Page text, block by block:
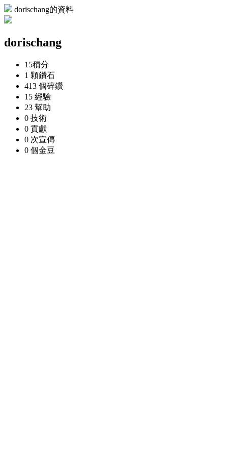
dorischang的資料
dorischang
15積分
1 顆鑽石
413 個碎鑽
15 經驗
23 幫助
0 技術
0 貢獻
0 次宣傳
0 個金豆